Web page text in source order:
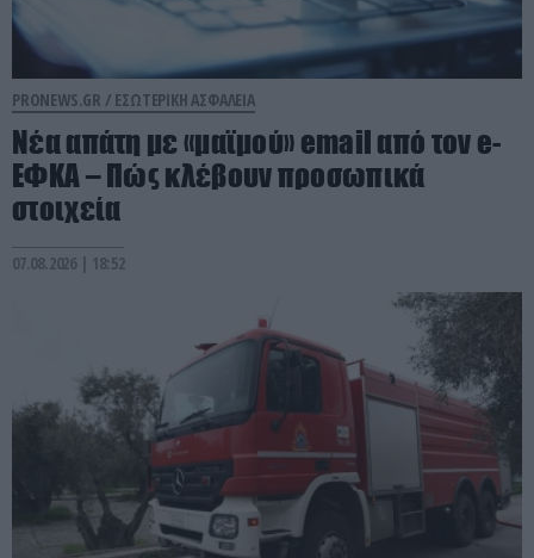
PRONEWS.GR / ΕΣΩΤΕΡΙΚΗ ΑΣΦΑΛΕΙΑ
Νέα απάτη με «μαϊμού» email από τον e-
ΕΦΚΑ – Πώς κλέβουν προσωπικά
στοιχεία
07.08.2026 | 18:52